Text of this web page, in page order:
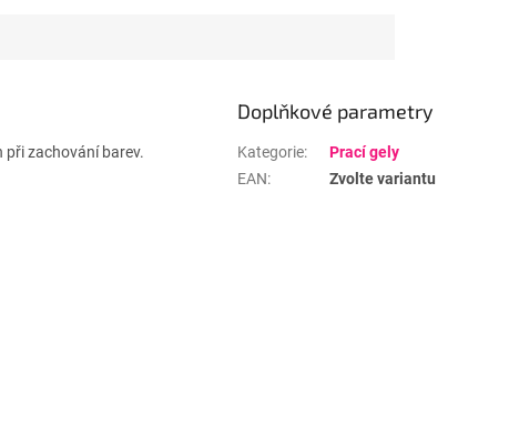
zachování barev.
Doplňkové parametry
Kategorie:
Prací gely
EAN: Zvolte variantu